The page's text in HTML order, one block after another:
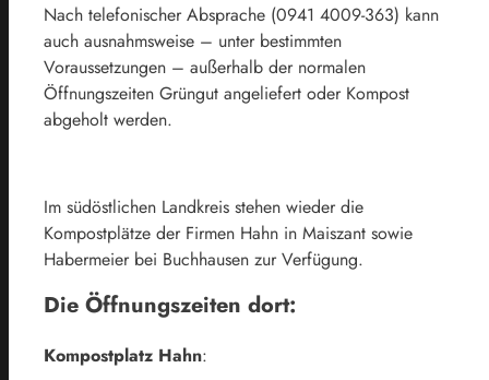
Nach telefonischer Absprache (0941 4009-363) kann
auch ausnahmsweise – unter bestimmten
Voraussetzungen – außerhalb der normalen
Öffnungszeiten Grüngut angeliefert oder Kompost
abgeholt werden.
Im südöstlichen Landkreis stehen wieder die
Kompostplätze der Firmen Hahn in Maiszant sowie
Habermeier bei Buchhausen zur Verfügung.
Die Öffnungszeiten dort:
Kompostplatz Hahn: